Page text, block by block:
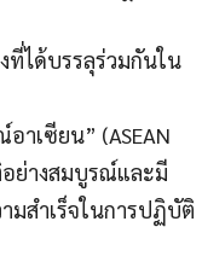
ที่ได้บรรลุร่วมกันใน
าเซียน” (ASEAN
อย่างสมบูรณ์และมี
มสำเร็จในการปฏิบัติ